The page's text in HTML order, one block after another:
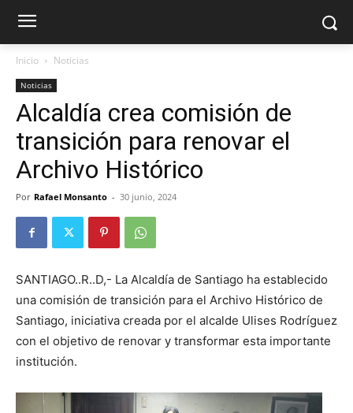
Inicio Noticias
Noticias
Alcaldía crea comisión de
transición para renovar el
Archivo Histórico
Por Rafael Monsanto - 30 junio, 2024
SANTIAGO..R..D,- La Alcaldía de Santiago ha establecido
una comisión de transición para el Archivo Histórico de
Santiago, iniciativa creada por el alcalde Ulises Rodríguez
con el objetivo de renovar y transformar esta importante
institución.